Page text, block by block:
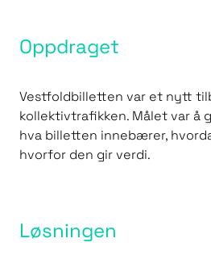
Oppdraget
Vestfoldbilletten var et nytt
kollektivtrafikken. Målet var å
hva billetten innebærer,
hvorfor den gir verdi.
Løsningen